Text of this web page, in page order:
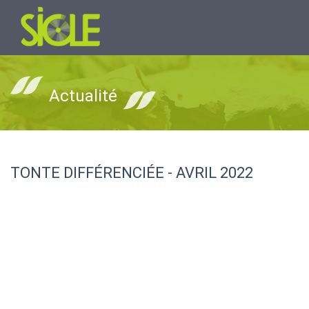
Actualité
TONTE DIFFÉRENCIÉE - AVRIL 2022